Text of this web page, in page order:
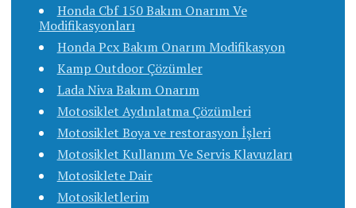
Honda Cbf 150 Bakım Onarım Ve
Modifikasyonları
Honda Pcx Bakım Onarım Modifikasyon
Kamp Outdoor Çözümler
Lada Niva Bakım Onarım
Motosiklet Aydınlatma Çözümleri
Motosiklet Boya ve restorasyon İşleri
Motosiklet Kullanım Ve Servis Klavuzları
Motosiklete Dair
Motosikletlerim